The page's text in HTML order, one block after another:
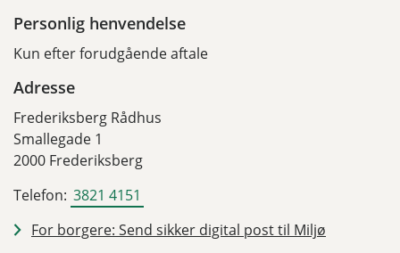
Personlig henvendelse
Kun efter forudgående aftale
Adresse
Frederiksberg Rådhus
Smallegade 1
2000 Frederiksberg
Telefon: 3821 4151
For borgere: Send sikker digital post til Miljø